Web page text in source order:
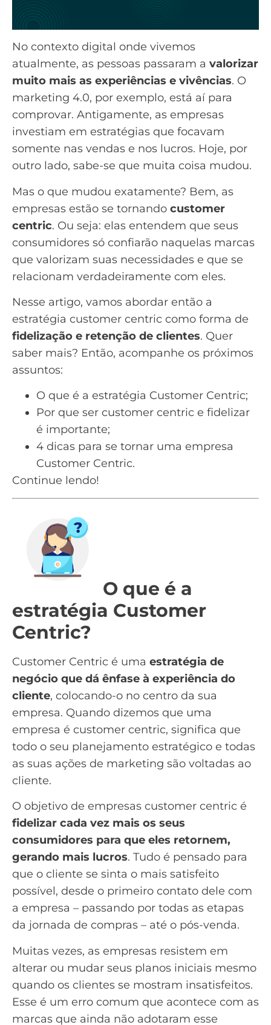
No contexto digital onde vivemos
atualmente, as pessoas passaram a valorizar
muito mais as experiências e vivências. O
marketing 4.0, por exemplo, está aí para
comprovar. Antigamente, as empresas
investiam em estratégias que focavam
somente nas vendas e nos lucros. Hoje, por
outro lado, sabe-se que muita coisa mudou.
Mas o que mudou exatamente? Bem, as
empresas estão se tornando customer
centric. Ou seja: elas entendem que seus
consumidores só confiarão naquelas marcas
que valorizam suas necessidades e que se
relacionam verdadeiramente com eles.
Nesse artigo, vamos abordar então a
estratégia customer centric como forma de
fidelização e retenção de clientes. Quer
saber mais? Então, acompanhe os próximos
assuntos:
O que é a estratégia Customer Centric;
Por que ser customer centric e fidelizar
é importante;
4 dicas para se tornar uma empresa
Customer Centric.
Continue lendo!
O que é a
estratégia Customer
Centric?
Customer Centric é uma estratégia de
negócio que dá ênfase à experiência do
cliente, colocando-o no centro da sua
empresa. Quando dizemos que uma
empresa é customer centric, significa que
todo o seu planejamento estratégico e todas
as suas ações de marketing são voltadas ao
cliente.
O objetivo de empresas customer centric é
fidelizar cada vez mais os seus
consumidores para que eles retornem,
gerando mais lucros. Tudo é pensado para
que o cliente se sinta o mais satisfeito
possível, desde o primeiro contato dele com
a empresa – passando por todas as etapas
da jornada de compras – até o pós-venda.
Muitas vezes, as empresas resistem em
alterar ou mudar seus planos iniciais mesmo
quando os clientes se mostram insatisfeitos.
Esse é um erro comum que acontece com as
marcas que ainda não adotaram esse